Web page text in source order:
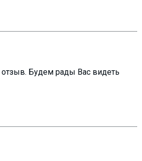
Будем рады Вас видеть